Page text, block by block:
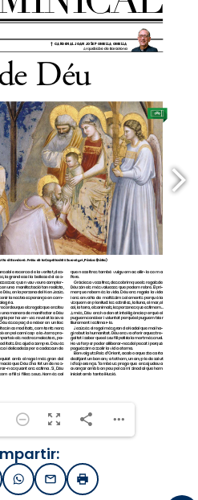
Twitter
WhatsApp
EmailImprimir